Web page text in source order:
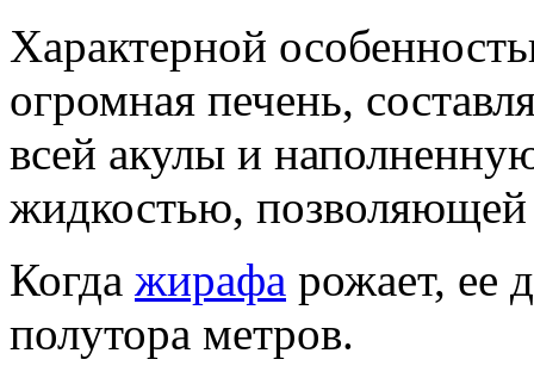
Характерной
огромная печень,
всей акулы и
жидкостью, позволяющей
Когда жиpафа pожает, ее
полyтоpа метpов.